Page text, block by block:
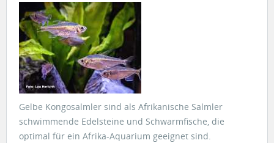
Gelbe Kongosalmler sind als Afrikanische Salmler
schwimmende Edelsteine und Schwarmfische, die
optimal für ein Afrika-Aquarium geeignet sind.